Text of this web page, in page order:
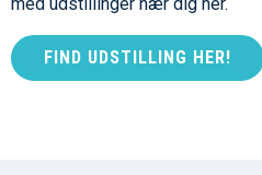
FIND UDSTILLING HER!